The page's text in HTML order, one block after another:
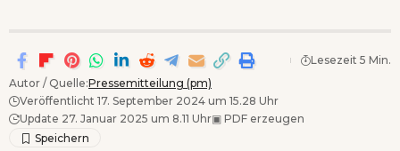
Autor / Quelle:Pressemitteilung (pm)
Veröffentlicht 17. September 2024 um 15.28 Uhr
Update 27. Januar 2025 um 8.11 Uhr▣ PDF erzeugen
Lesezeit 5 Min.